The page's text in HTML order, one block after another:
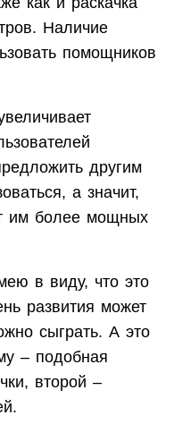
Наличие
помощников
другим
а значит,
им более мощных
в виду, что это
развития может
сыграть. А это
– подобная
второй –